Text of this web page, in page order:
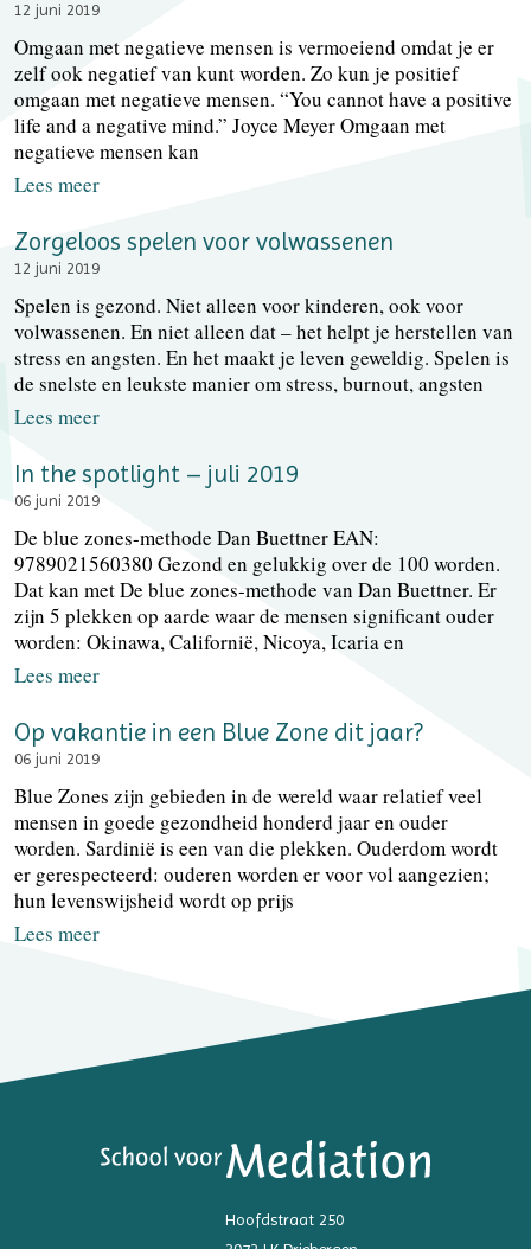
12 juni 2019
Omgaan met negatieve mensen is vermoeiend omdat je er
zelf ook negatief van kunt worden. Zo kun je positief
omgaan met negatieve mensen. “You cannot have a positive
life and a negative mind.” Joyce Meyer Omgaan met
negatieve mensen kan
Lees meer
Zorgeloos spelen voor volwassenen
12 juni 2019
Spelen is gezond. Niet alleen voor kinderen, ook voor
volwassenen. En niet alleen dat – het helpt je herstellen van
stress en angsten. En het maakt je leven geweldig. Spelen is
de snelste en leukste manier om stress, burnout, angsten
Lees meer
In the spotlight – juli 2019
06 juni 2019
De blue zones-methode Dan Buettner EAN:
9789021560380 Gezond en gelukkig over de 100 worden.
Dat kan met De blue zones-methode van Dan Buettner. Er
zijn 5 plekken op aarde waar de mensen significant ouder
worden: Okinawa, Californië, Nicoya, Icaria en
Lees meer
Op vakantie in een Blue Zone dit jaar?
06 juni 2019
Blue Zones zijn gebieden in de wereld waar relatief veel
mensen in goede gezondheid honderd jaar en ouder
worden. Sardinië is een van die plekken. Ouderdom wordt
er gerespecteerd: ouderen worden er voor vol aangezien;
hun levenswijsheid wordt op prijs
Lees meer
Hoofdstraat 250